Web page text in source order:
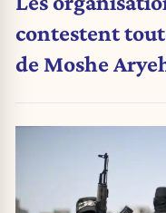
contestent
de Moshe